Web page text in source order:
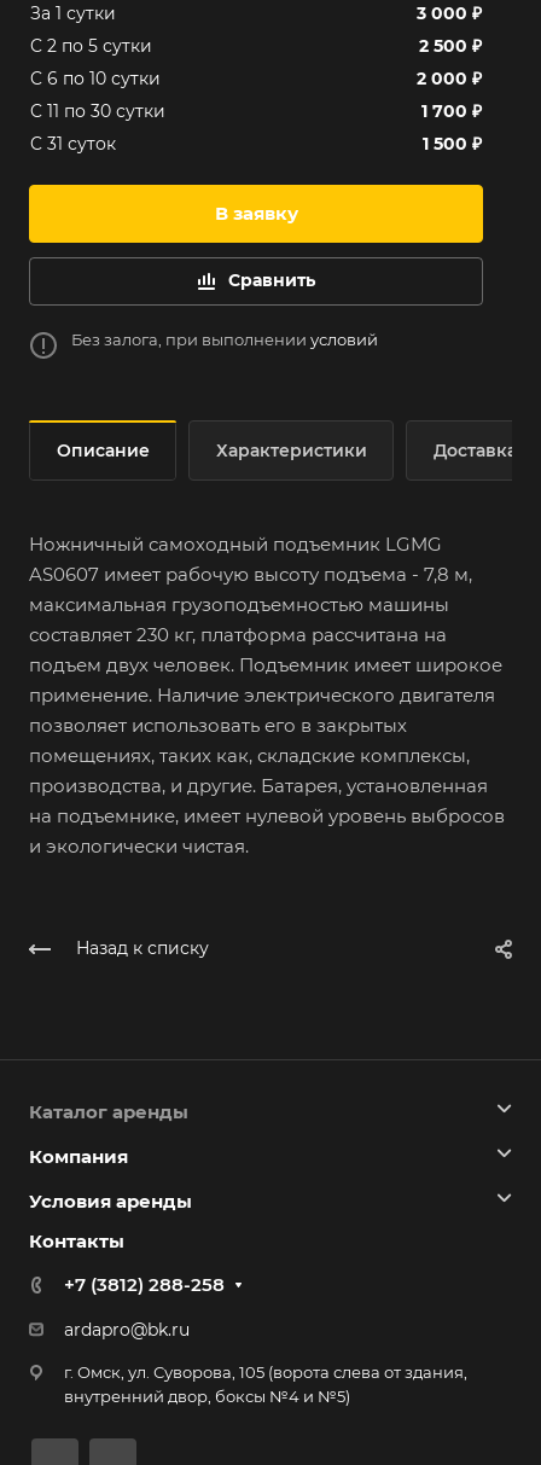
За 1 сутки
3 000 ₽
C 2 по 5 сутки
2 500 ₽
C 6 по 10 сутки
2 000 ₽
C 11 по 30 сутки
1 700 ₽
C 31 суток
1 500 ₽
В заявку
Сравнить
Без залога, при выполнении условий
Описание Характеристики Доставка
Ножничный самоходный подъемник LGMG
AS0607 имеет рабочую высоту подъема - 7,8 м,
максимальная грузоподъемностью машины
составляет 230 кг, платформа рассчитана на
подъем двух человек. Подъемник имеет широкое
применение. Наличие электрического двигателя
позволяет использовать его в закрытых
помещениях, таких как, складские комплексы,
производства, и другие. Батарея, установленная
на подъемнике, имеет нулевой уровень выбросов
и экологически чистая.
Назад к списку
Каталог аренды
Компания
Условия аренды
Контакты
+7 (3812) 288-258
ardapro@bk.ru
г. Омск, ул. Суворова, 105 (ворота слева от здания,
внутренний двор, боксы №4 и №5)